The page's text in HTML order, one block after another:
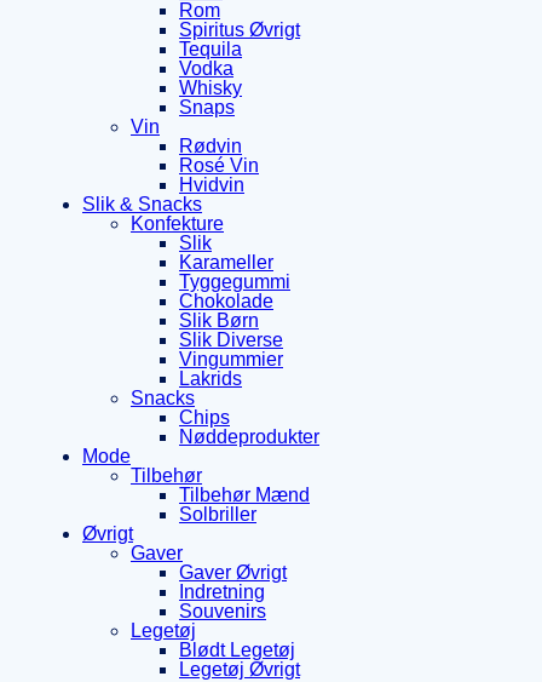
Rom
Spiritus Øvrigt
Tequila
Vodka
Whisky
Snaps
Vin
Rødvin
Rosé Vin
Hvidvin
Slik & Snacks
Konfekture
Slik
Karameller
Tyggegummi
Chokolade
Slik Børn
Slik Diverse
Vingummier
Lakrids
Snacks
Chips
Nøddeprodukter
Mode
Tilbehør
Tilbehør Mænd
Solbriller
Øvrigt
Gaver
Gaver Øvrigt
Indretning
Souvenirs
Legetøj
Blødt Legetøj
Legetøj Øvrigt